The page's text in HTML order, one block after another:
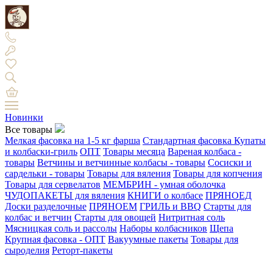
Новинки
Все товары
Мелкая фасовка на 1-5 кг фарша Стандартная фасовка Купаты
и колбаски-гриль ОПТ Товары месяца Вареная колбаса -
товары Ветчины и ветчинные колбасы - товары Сосиски и
сардельки - товары Товары для вяления Товары для копчения
Товары для сервелатов МЕМБРИН - умная оболочка
ЧУДОПАКЕТЫ для вяления КНИГИ о колбасе ПРЯНОЕД
Доски разделочные ПРЯНОЕМ ГРИЛЬ и BBQ Старты для
колбас и ветчин Старты для овощей Нитритная соль
Мясницкая соль и рассолы Наборы колбасников Щепа
Крупная фасовка - ОПТ Вакуумные пакеты Товары для
сыроделия Реторт-пакеты